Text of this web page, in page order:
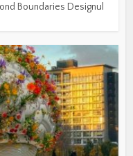
Boundaries Designul